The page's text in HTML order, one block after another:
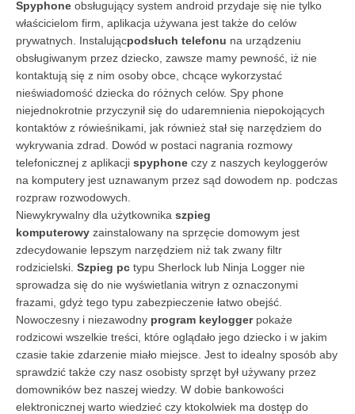
Spyphone obsługujący system android przydaje się nie tylko
właścicielom firm, aplikacja używana jest także do celów
prywatnych. Instalującpodsłuch telefonu na urządzeniu
obsługiwanym przez dziecko, zawsze mamy pewność, iż nie
kontaktują się z nim osoby obce, chcące wykorzystać
nieświadomość dziecka do różnych celów. Spy phone
niejednokrotnie przyczynił się do udaremnienia niepokojących
kontaktów z rówieśnikami, jak również stał się narzędziem do
wykrywania zdrad. Dowód w postaci nagrania rozmowy
telefonicznej z aplikacji spyphone czy z naszych keyloggerów
na komputery jest uznawanym przez sąd dowodem np. podczas
rozpraw rozwodowych.
Niewykrywalny dla użytkownika szpieg
komputerowy zainstalowany na sprzęcie domowym jest
zdecydowanie lepszym narzędziem niż tak zwany filtr
rodzicielski. Szpieg pc typu Sherlock lub Ninja Logger nie
sprowadza się do nie wyświetlania witryn z oznaczonymi
frazami, gdyż tego typu zabezpieczenie łatwo obejść.
Nowoczesny i niezawodny program keylogger pokaże
rodzicowi wszelkie treści, które oglądało jego dziecko i w jakim
czasie takie zdarzenie miało miejsce. Jest to idealny sposób aby
sprawdzić także czy nasz osobisty sprzęt był używany przez
domowników bez naszej wiedzy. W dobie bankowości
elektronicznej warto wiedzieć czy ktokolwiek ma dostęp do